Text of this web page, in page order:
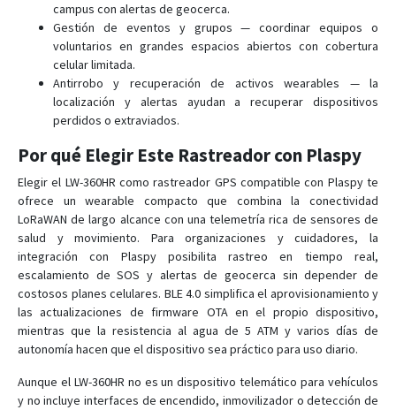
campus con alertas de geocerca.
Gestión de eventos y grupos — coordinar equipos o
voluntarios en grandes espacios abiertos con cobertura
celular limitada.
Antirrobo y recuperación de activos wearables — la
localización y alertas ayudan a recuperar dispositivos
perdidos o extraviados.
Por qué Elegir Este Rastreador con Plaspy
Elegir el LW-360HR como rastreador GPS compatible con Plaspy te
ofrece un wearable compacto que combina la conectividad
LoRaWAN de largo alcance con una telemetría rica de sensores de
salud y movimiento. Para organizaciones y cuidadores, la
integración con Plaspy posibilita rastreo en tiempo real,
escalamiento de SOS y alertas de geocerca sin depender de
costosos planes celulares. BLE 4.0 simplifica el aprovisionamiento y
las actualizaciones de firmware OTA en el propio dispositivo,
mientras que la resistencia al agua de 5 ATM y varios días de
autonomía hacen que el dispositivo sea práctico para uso diario.
Aunque el LW-360HR no es un dispositivo telemático para vehículos
y no incluye interfaces de encendido, inmovilizador o detección de